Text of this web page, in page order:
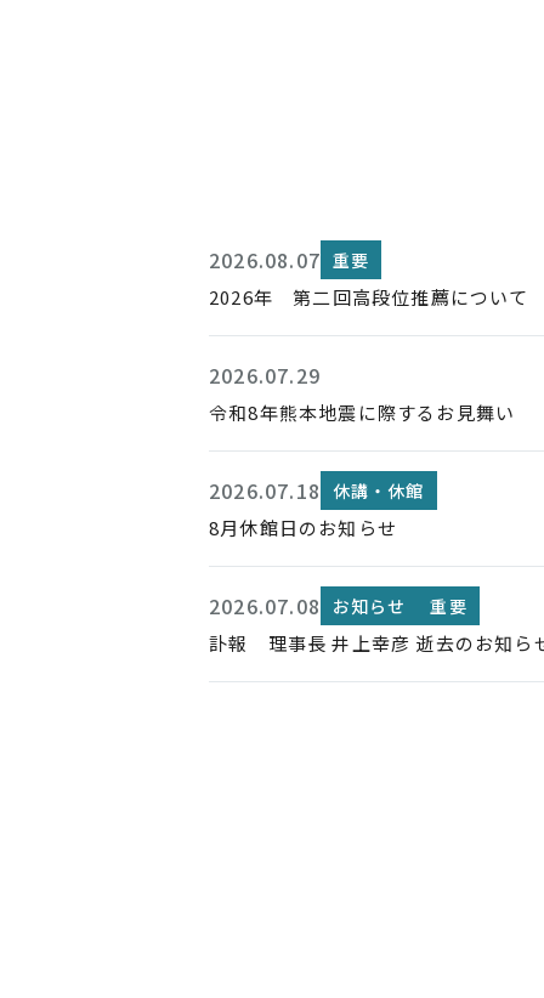
2026.08.07 重要
2026年 第二回高段位推薦について
2026.07.29
令和8年熊本地震に際するお見舞い
2026.07.18 休講・休館
8月休館日のお知らせ
2026.07.08 お知らせ 重要
訃報 理事長 井上幸彦 逝去のお知ら